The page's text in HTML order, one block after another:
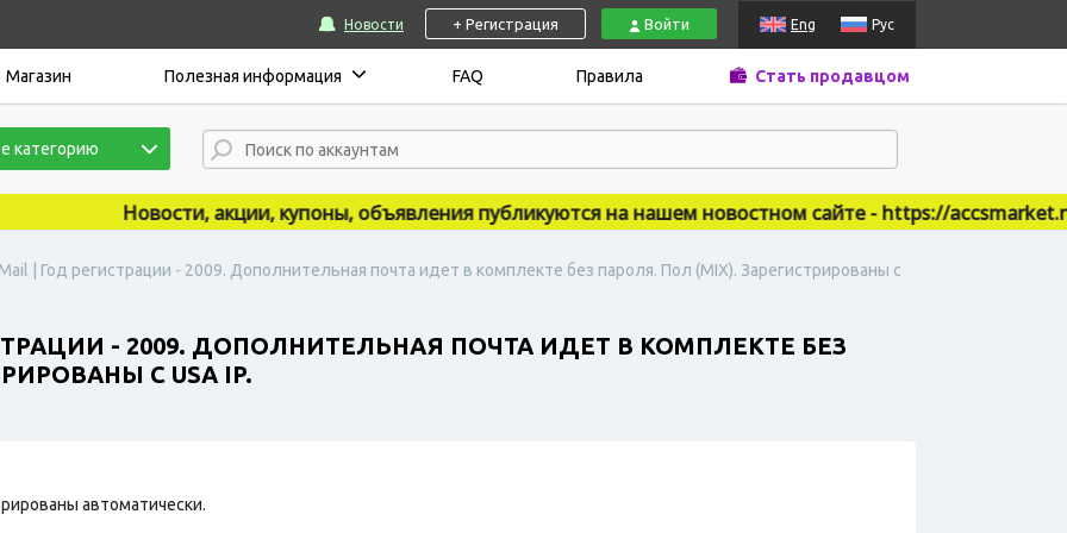
Новости + Регистрация Войти Eng Рус
Магазин Полезная информация FAQ Правила Стать продавцом
категорию
Новости, акции, купоны, объявления публикуются на нашем новостном сайте - https://
| Год регистрации - 2009. Дополнительная почта идет в комплекте без пароля. Пол (MIX). Зарегистрированы с
- 2009. ДОПОЛНИТЕЛЬНАЯ ПОЧТА ИДЕТ В КОМПЛЕКТЕ БЕЗ
С USA IP.
автоматически.